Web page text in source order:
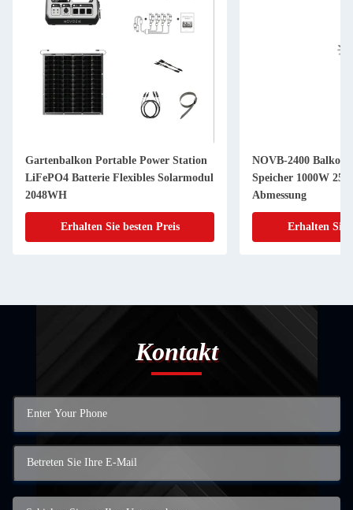
Gartenbalkon Portable Power Station
LiFePO4 Batterie Flexibles Solarmodul
2048WH
Erhalten Sie besten Preis
NOVB-2400 Balkon
Speicher 1000W
Abmessung
Erhalten Sie
Kontakt